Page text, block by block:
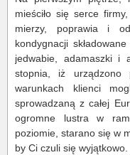
mieściło się serce
mierzy, poprawia i
kondygnacji
jedwabie, adamaszki i
stopnia, iż urządzono
warunkach klienci
sprowadzaną z całej
ogromne lustra w
poziomie, starano się w
by Ci czuli się wyjątkowo.